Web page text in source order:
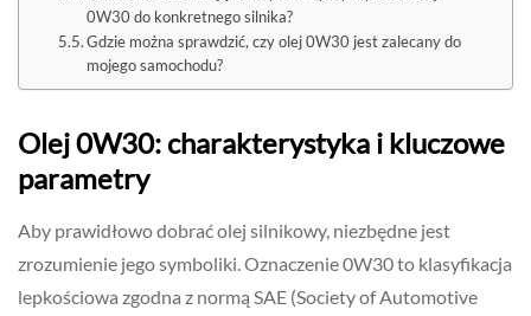
0W30 do konkretnego silnika?
Gdzie można sprawdzić, czy olej 0W30 jest zalecany do
mojego samochodu?
Olej 0W30: charakterystyka i kluczowe
parametry
Aby prawidłowo dobrać olej silnikowy, niezbędne jest
zrozumienie jego symboliki. Oznaczenie 0W30 to klasyfikacja
lepkościowa zgodna z normą SAE (Society of Automotive